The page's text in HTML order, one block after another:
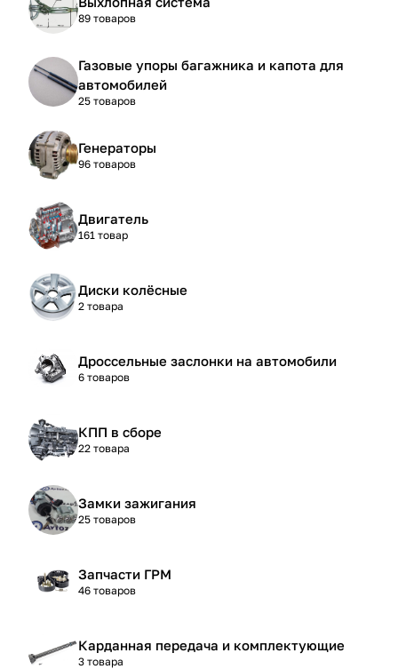
89 товаров
Газовые упоры багажника и капота для
автомобилей
25 товаров
Генераторы
96 товаров
Двигатель
161 товар
Диски колёсные
2 товара
Дроссельные заслонки на автомобили
6 товаров
КПП в сборе
22 товара
Замки зажигания
25 товаров
Запчасти ГРМ
46 товаров
Карданная передача и комплектующие
3 товара